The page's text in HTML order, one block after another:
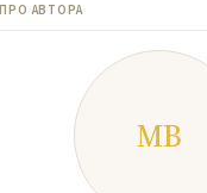
ПРО АВТОРА
МВ